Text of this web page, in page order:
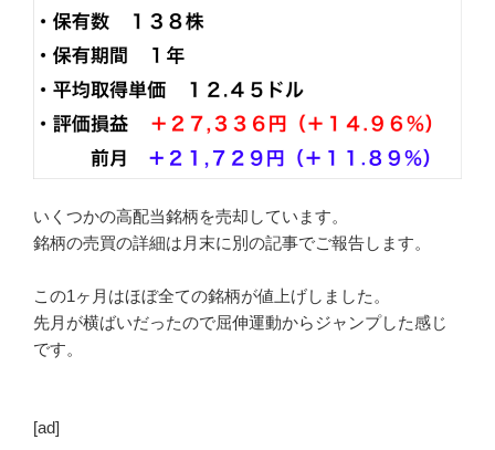
いくつかの高配当銘柄を売却しています。
銘柄の売買の詳細は月末に別の記事でご報告します。
この1ヶ月はほぼ全ての銘柄が値上げしました。
先月が横ばいだったので屈伸運動からジャンプした感じ
です。
[ad]